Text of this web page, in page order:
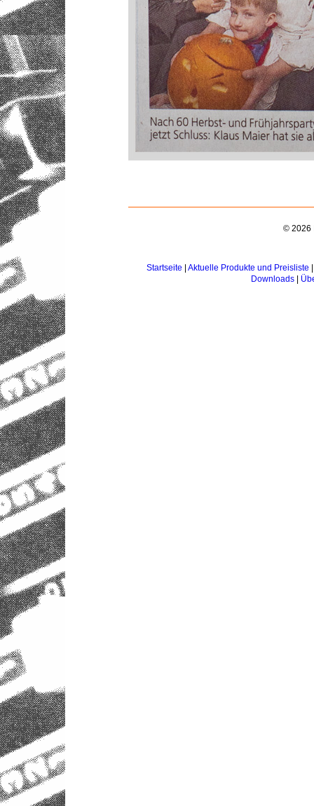
© 2026
Startseite Aktuelle Produkte und Preisliste
Downloads|